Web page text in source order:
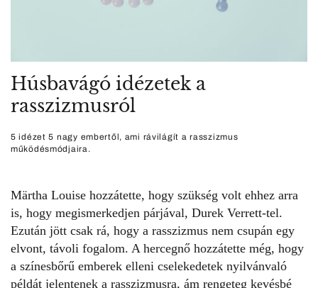
Húsbavágó idézetek a
rasszizmusról
5 idézet 5 nagy embertől, ami rávilágít a rasszizmus
működésmódjaira.
Märtha Louise hozzátette, hogy szükség volt ehhez arra
is, hogy megismerkedjen párjával, Durek Verrett-tel.
Ezután jött csak rá, hogy a rasszizmus nem csupán egy
elvont, távoli fogalom. A hercegnő hozzátette még, hogy
a színesbőrű emberek elleni cselekedetek nyilvánvaló
példát jelentenek a rasszizmusra, ám rengeteg kevésbé